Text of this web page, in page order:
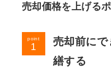
売却価格を上げる
point
売却前に
繕する